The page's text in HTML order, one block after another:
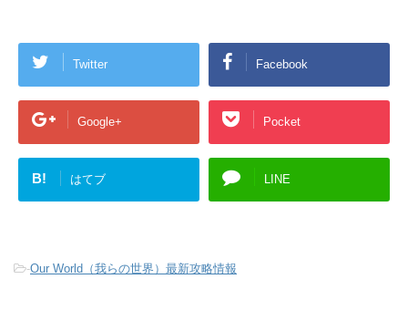
Twitter Facebook
Google+ Pocket
B! はてブ LINE
-Our World（我らの世界）最新攻略情報